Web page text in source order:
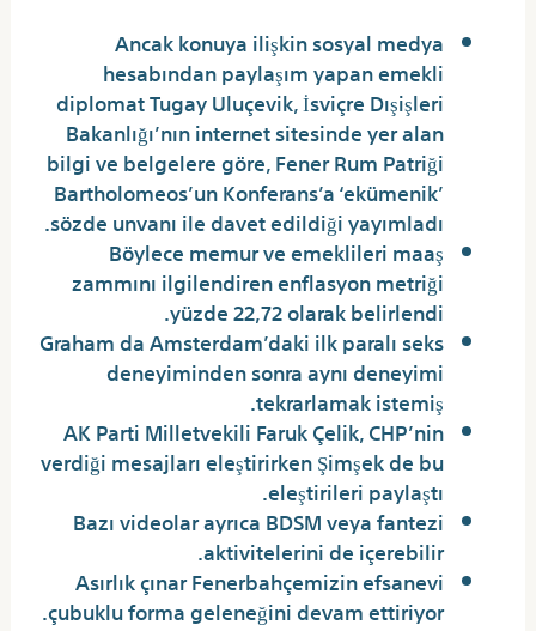
Ancak konuya ilişkin sosyal medya
hesabından paylaşım yapan emekli
diplomat Tugay Uluçevik, İsviçre Dışişleri
Bakanlığı’nın internet sitesinde yer alan
bilgi ve belgelere göre, Fener Rum Patriği
Bartholomeos’un Konferans’a ‘ekümenik’
sözde unvanı ile davet edildiği yayımladı.
Böylece memur ve emeklileri maaş
zammını ilgilendiren enflasyon metriği
yüzde 22,72 olarak belirlendi.
Graham da Amsterdam’daki ilk paralı seks
deneyiminden sonra aynı deneyimi
tekrarlamak istemiş.
AK Parti Milletvekili Faruk Çelik, CHP’nin
verdiği mesajları eleştirirken Şimşek de bu
eleştirileri paylaştı.
Bazı videolar ayrıca BDSM veya fantezi
aktivitelerini de içerebilir.
Asırlık çınar Fenerbahçemizin efsanevi
çubuklu forma geleneğini devam ettiriyor.